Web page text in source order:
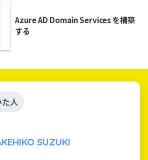
Azure AD Domain Services を構築
する
人
SUZUKI